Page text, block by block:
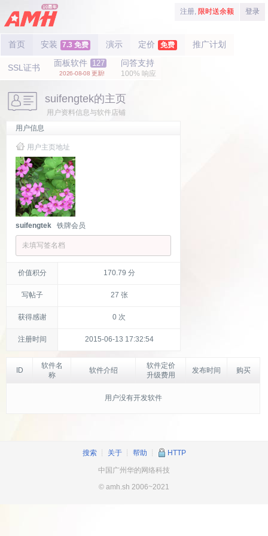
注册, 限时送余额 登录
首页 安装 7.3 免费 演示 定价 免费 推广计划
SSL证书 面板软件 127
2026-08-08 更新!
问答支持
100% 响应
suifengtek的主页
用户资料信息与软件店铺
用户信息
用户主页地址
suifengtek 铁牌会员
未填写签名档
价值积分 170.79 分
写帖子 27 张
获得感谢 0 次
注册时间 2015-06-13 17:32:54
ID
软件名
称
软件介绍
软件定价
升级费用
发布时间 购买
用户没有开发软件
搜索┊ 关于┊ 帮助 HTTP
中国广州华的网络科技
© amh.sh 2006~2021